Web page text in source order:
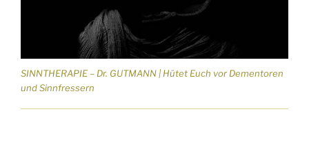
SINNTHERAPIE – Dr. GUTMANN | Hütet Euch vor Dementoren
und Sinnfressern